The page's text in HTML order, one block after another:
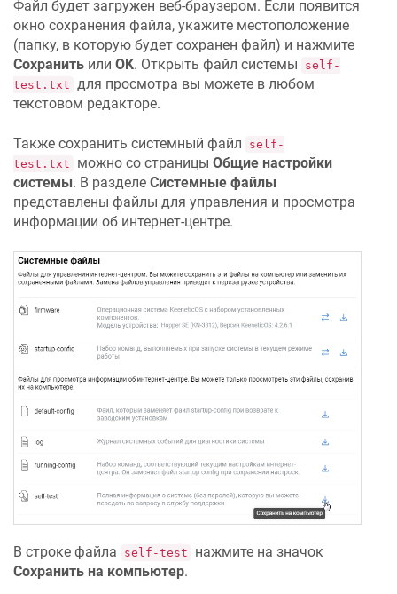
Файл будет загружен веб-браузером. Если появится
окно сохранения файла, укажите местоположение
(папку, в которую будет сохранен файл) и нажмите
Сохранить или OK. Открыть файл системы
self-
test.txt для просмотра вы можете в любом
текстовом редакторе.
Также сохранить системный файл
self-
test.txt
можно со страницы Общие настройки
системы. В разделе Системные файлы
представлены файлы для управления и просмотра
информации об интернет-центре.
В строке файла self-test
нажмите на значок
Сохранить на компьютер.